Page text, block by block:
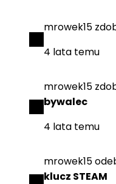
mrowek15
4 lata temu
mrowek15
bywalec
4 lata temu
mrowek15
klucz STEAM